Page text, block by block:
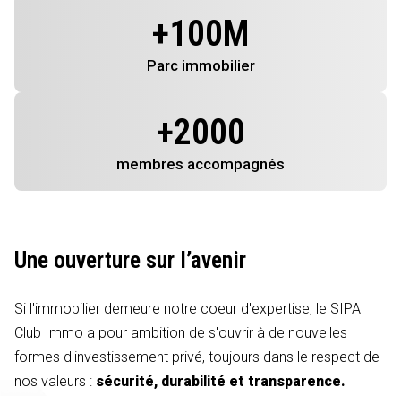
+100M
Parc immobilier
+2000
membres accompagnés
Une ouverture sur l’avenir
Si l'immobilier demeure notre coeur d'expertise, le SIPA
Club Immo a pour ambition de s'ouvrir à de nouvelles
formes d'investissement privé, toujours dans le respect de
nos valeurs : sécurité, durabilité et transparence.